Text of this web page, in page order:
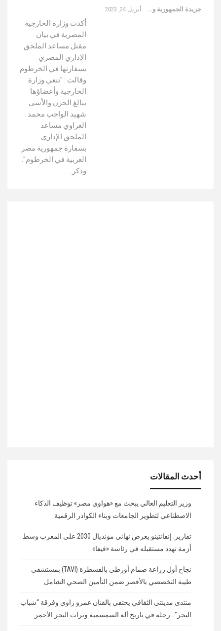
جريدة الجمهورية والعالم أبريل 24, 2023
أكدت وزارة الخارجية
المصرية في بيان
مقتل مساعد الملحق
الإداري المصري
بسفارتها في الخرطوم
وقالت : "تنعي وزارة
الخارجية وأعضاؤها
ببالغ الحزن والأسى
شهيد الواجب محمد
الغراوي مساعد
الملحق الإداري
بسفارة جمهورية مصر
العربية في الخرطوم".
وذكر…
أحدث المقالات
وزير التعليم العالي يبحث مع «هواوي مصر» توظيف الذكاء
الاصطناعي لتطوير الجامعات وبناء الكوادر الرقمية
تقارير: إنفانتينو يعرض نهائي مونديال 2030 على المغرب وسط
أزمة تهدد مستقبله في رئاسة «فيفا»
نجاح أول زراعة صمام أورطي بالقسطرة (TAVI) بمستشفى
طيبة التخصصي بالأقصر ضمن التأمين الصحي الشامل
منتدى مدينتي الثقافي يحتفي بالفنان عمرو راوي وفرقة “شباب
البحر”.. رحلة في تاريخ آلة السمسمية وتراث البحر الأحمر